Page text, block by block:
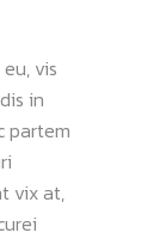
vis
in
partem
vix at,